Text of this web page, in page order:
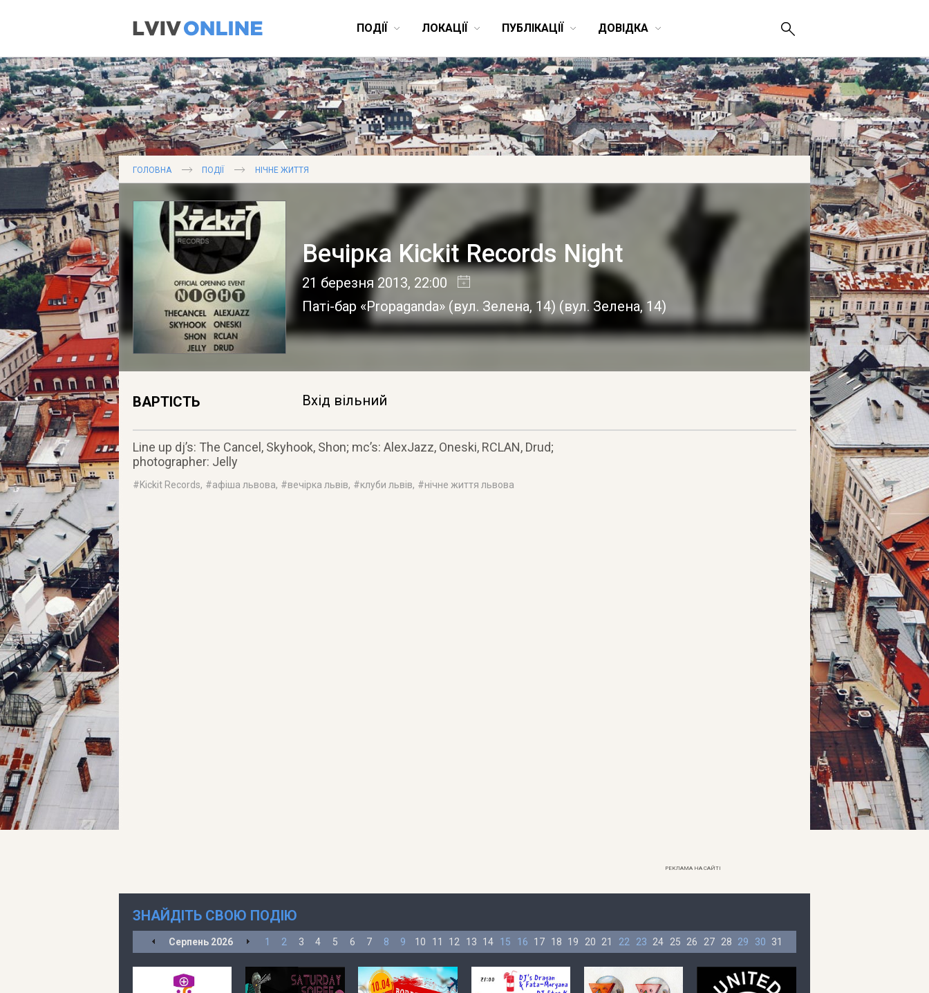
ПОДІЇ ЛОКАЦІЇ ПУБЛІКАЦІЇ ДОВІДКА
ГОЛОВНА ПОДІЇ НІЧНЕ ЖИТТЯ
Вечірка Kickit Records Night
21 березня 2013, 22:00
Паті-бар «Propaganda» (вул. Зелена, 14) (вул. Зелена, 14)
ВАРТІСТЬ Вхід вільний
Line up dj’s: The Cancel, Skyhook, Shon; mc’s: AlexJazz, Oneski, RCLAN, Drud;
photographer: Jelly
#Kickit Records, #афіша львова, #вечірка львів, #клуби львів, #нічне життя львова
РЕКЛАМА НА САЙТІ
ЗНАЙДІТЬ СВОЮ ПОДІЮ
Серпень 2026 1 2 3 4 5 6 7 8 9 10 11 12 13 14 15 16 17 18 19 20 21 22 23 24 25 26 27 28 29 30 31